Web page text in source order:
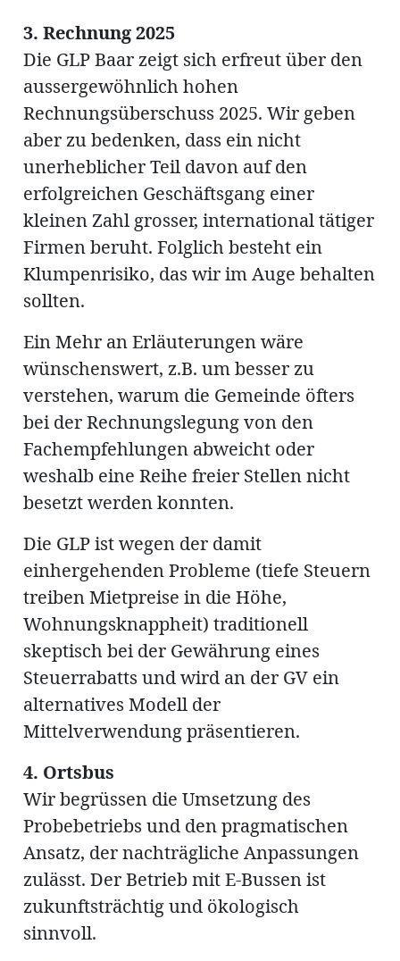
3. Rechnung 2025
Die GLP Baar zeigt sich erfreut über den
aussergewöhnlich hohen
Rechnungsüberschuss 2025. Wir geben
aber zu bedenken, dass ein nicht
unerheblicher Teil davon auf den
erfolgreichen Geschäftsgang einer
kleinen Zahl grosser, international tätiger
Firmen beruht. Folglich besteht ein
Klumpenrisiko, das wir im Auge behalten
sollten.
Ein Mehr an Erläuterungen wäre
wünschenswert, z.B. um besser zu
verstehen, warum die Gemeinde öfters
bei der Rechnungslegung von den
Fachempfehlungen abweicht oder
weshalb eine Reihe freier Stellen nicht
besetzt werden konnten.
Die GLP ist wegen der damit
einhergehenden Probleme (tiefe Steuern
treiben Mietpreise in die Höhe,
Wohnungsknappheit) traditionell
skeptisch bei der Gewährung eines
Steuerrabatts und wird an der GV ein
alternatives Modell der
Mittelverwendung präsentieren.
4. Ortsbus
Wir begrüssen die Umsetzung des
Probebetriebs und den pragmatischen
Ansatz, der nachträgliche Anpassungen
zulässt. Der Betrieb mit E-Bussen ist
zukunftsträchtig und ökologisch
sinnvoll.